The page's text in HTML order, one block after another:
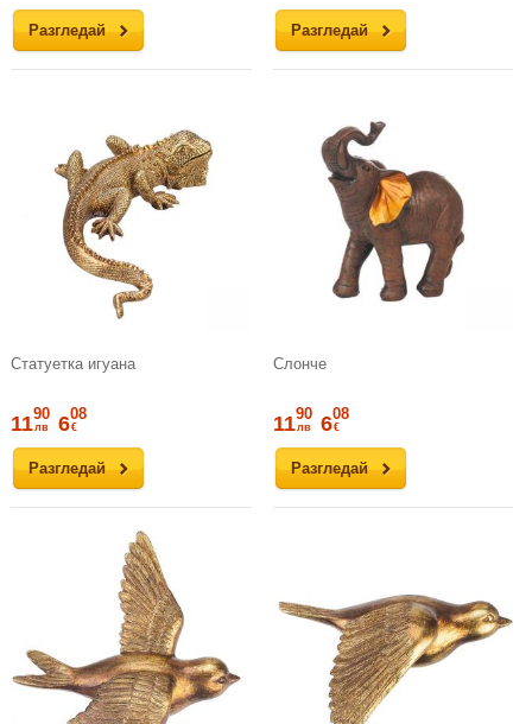
Разгледай Разгледай
Статуетка игуана
Разгледай
1190
лв 608
€
Слонче
Разгледай
1190
лв 608
€